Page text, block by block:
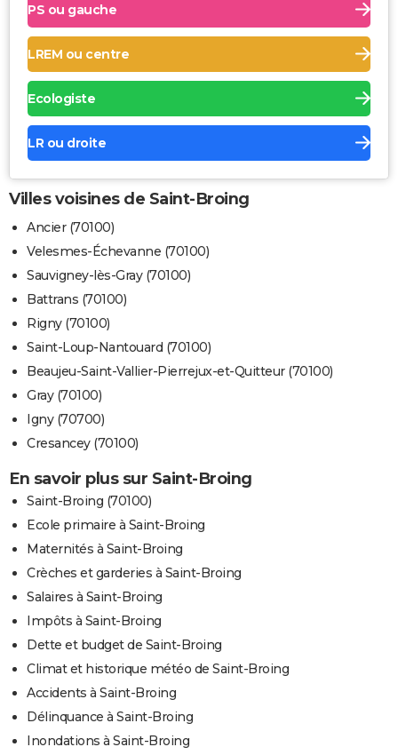
PS ou gauche
LREM ou centre
Ecologiste
LR ou droite
Villes voisines de Saint-Broing
Ancier (70100)
Velesmes-Échevanne (70100)
Sauvigney-lès-Gray (70100)
Battrans (70100)
Rigny (70100)
Saint-Loup-Nantouard (70100)
Beaujeu-Saint-Vallier-Pierrejux-et-Quitteur (70100)
Gray (70100)
Igny (70700)
Cresancey (70100)
En savoir plus sur Saint-Broing
Saint-Broing (70100)
Ecole primaire à Saint-Broing
Maternités à Saint-Broing
Crèches et garderies à Saint-Broing
Salaires à Saint-Broing
Impôts à Saint-Broing
Dette et budget de Saint-Broing
Climat et historique météo de Saint-Broing
Accidents à Saint-Broing
Délinquance à Saint-Broing
Inondations à Saint-Broing